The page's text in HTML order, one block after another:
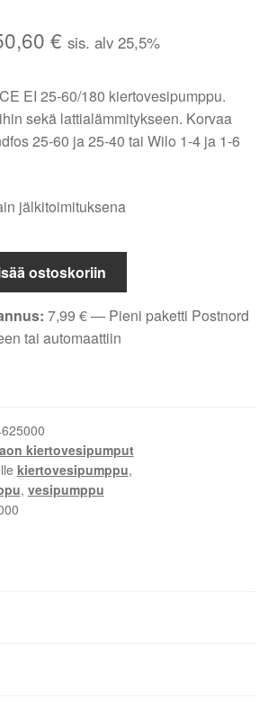
€.
€Nykyinen
on:
150,60 €.
sis. alv 25,5%
EI 25-60/180 kiertovesipumppu.
sekä lattialämmitykseen. Korvaa
25-60 ja 25-40 tai Wilo 1-4 ja 1-6
jälkitoimituksena
ostoskoriin
7,99 €— Pieni paketti Postnord
tai automaattiin
kiertovesipumput
kiertovesipumppu,
, vesipumppu